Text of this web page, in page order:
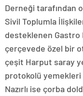
Derneği tarafından
Sivil Toplumla
desteklenen Gastro
çerçevede özel bir
çeşit Harput saray
protokolü
Nazırlı ise çorba